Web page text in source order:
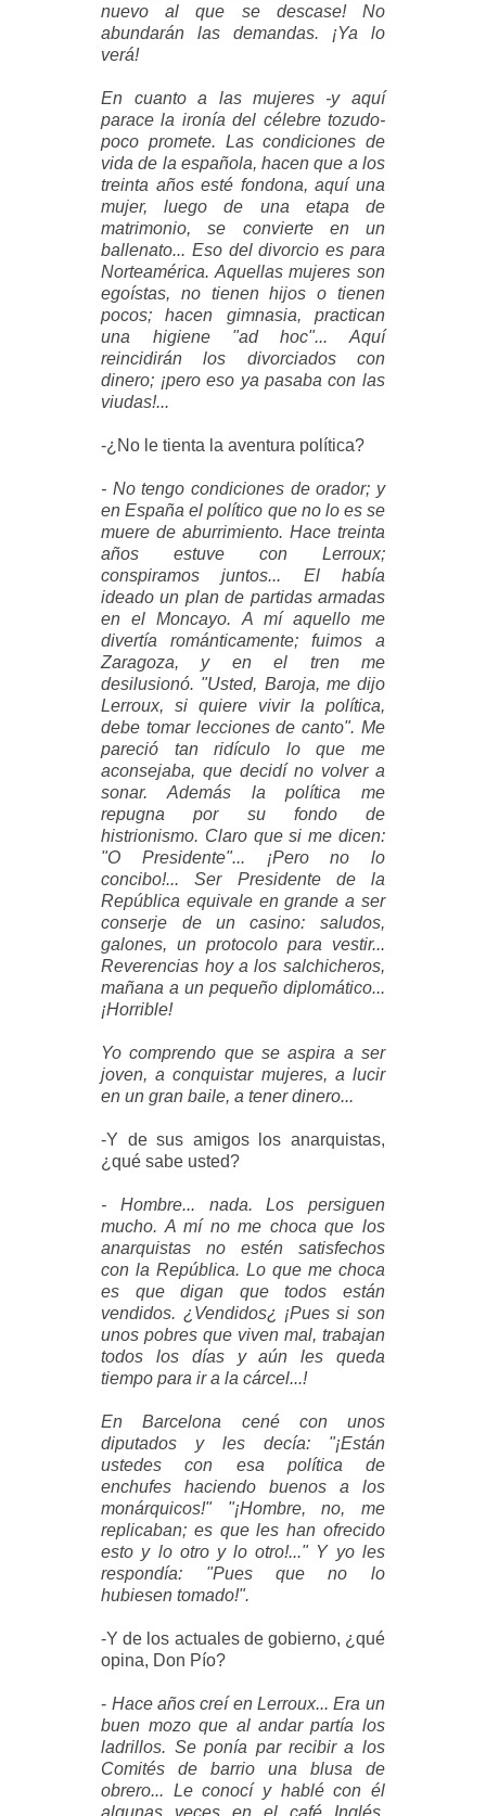
nuevo al que se descase! No
abundarán las demandas. ¡Ya lo
verá!
En cuanto a las mujeres -y aquí
parace la ironía del célebre tozudo-
poco promete. Las condiciones de
vida de la española, hacen que a los
treinta años esté fondona, aquí una
mujer, luego de una etapa de
matrimonio, se convierte en un
ballenato... Eso del divorcio es para
Norteamérica. Aquellas mujeres son
egoístas, no tienen hijos o tienen
pocos; hacen gimnasia, practican
una higiene "ad hoc"... Aquí
reincidirán los divorciados con
dinero; ¡pero eso ya pasaba con las
viudas!...
-¿No le tienta la aventura política?
- No tengo condiciones de orador; y
en España el político que no lo es se
muere de aburrimiento. Hace treinta
años estuve con Lerroux;
conspiramos juntos... El había
ideado un plan de partidas armadas
en el Moncayo. A mí aquello me
divertía románticamente; fuimos a
Zaragoza, y en el tren me
desilusionó. "Usted, Baroja, me dijo
Lerroux, si quiere vivir la política,
debe tomar lecciones de canto". Me
pareció tan ridículo lo que me
aconsejaba, que decidí no volver a
sonar. Además la política me
repugna por su fondo de
histrionismo. Claro que si me dicen:
"O Presidente"... ¡Pero no lo
concibo!... Ser Presidente de la
República equivale en grande a ser
conserje de un casino: saludos,
galones, un protocolo para vestir...
Reverencias hoy a los salchicheros,
mañana a un pequeño diplomático...
¡Horrible!
Yo comprendo que se aspira a ser
joven, a conquistar mujeres, a lucir
en un gran baile, a tener dinero...
-Y de sus amigos los anarquistas,
¿qué sabe usted?
- Hombre... nada. Los persiguen
mucho. A mí no me choca que los
anarquistas no estén satisfechos
con la República. Lo que me choca
es que digan que todos están
vendidos. ¿Vendidos¿ ¡Pues si son
unos pobres que viven mal, trabajan
todos los días y aún les queda
tiempo para ir a la cárcel...!
En Barcelona cené con unos
diputados y les decía: "¡Están
ustedes con esa política de
enchufes haciendo buenos a los
monárquicos!" "¡Hombre, no, me
replicaban; es que les han ofrecido
esto y lo otro y lo otro!..." Y yo les
respondía: "Pues que no lo
hubiesen tomado!".
-Y de los actuales de gobierno, ¿qué
opina, Don Pío?
- Hace años creí en Lerroux... Era un
buen mozo que al andar partía los
ladrillos. Se ponía par recibir a los
Comités de barrio una blusa de
obrero... Le conocí y hablé con él
algunas veces en el café Inglés,